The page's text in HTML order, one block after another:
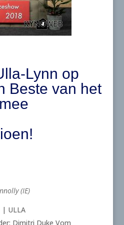
Lynn op
Beste van het
(IE)
| ULLA
Dimitri Duke Vom